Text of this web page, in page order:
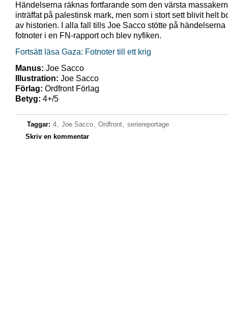
Händelserna räknas fortfarande som den värsta
inträffat på palestinsk mark, men som i stort sett blivit helt
av historien. I alla fall tills Joe Sacco stötte på händelserna
fotnoter i en FN-rapport och blev nyfiken.
Fortsätt läsa Gaza: Fotnoter till ett krig
Manus: Joe Sacco
Illustration: Joe Sacco
Förlag: Ordfront Förlag
Betyg: 4+/5
Taggar: 4, Joe Sacco, Ordfront, seriereportage
Skriv en kommentar